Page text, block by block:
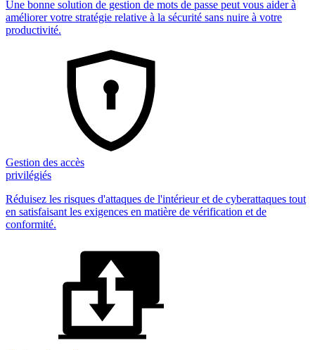
Une bonne solution de gestion de mots de passe peut vous aider à
améliorer votre stratégie relative à la sécurité sans nuire à votre
productivité.
Gestion des accès
privilégiés
Réduisez les risques d'attaques de l'intérieur et de cyberattaques tout
en satisfaisant les exigences en matière de vérification et de
conformité.